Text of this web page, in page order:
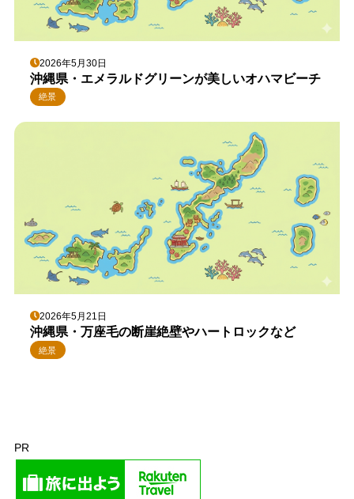
2026年5月30日
沖縄県・エメラルドグリーンが美しいオハマビーチ
絶景
2026年5月21日
沖縄県・万座毛の断崖絶壁やハートロックなど
絶景
PR